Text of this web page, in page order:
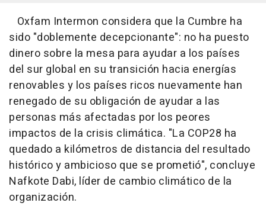
Oxfam Intermon considera que la Cumbre ha
sido "doblemente decepcionante": no ha puesto
dinero sobre la mesa para ayudar a los países
del sur global en su transición hacia energías
renovables y los países ricos nuevamente han
renegado de su obligación de ayudar a las
personas más afectadas por los peores
impactos de la crisis climática. "La COP28 ha
quedado a kilómetros de distancia del resultado
histórico y ambicioso que se prometió", concluye
Nafkote Dabi, líder de cambio climático de la
organización.